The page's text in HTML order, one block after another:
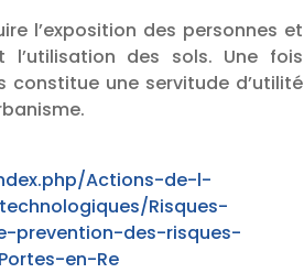
l’exposition des personnes et
des sols. Une fois
constitue une servitude d’utilité
Actions-de-l-
Risques-
prevention-des-risques-
en-Re